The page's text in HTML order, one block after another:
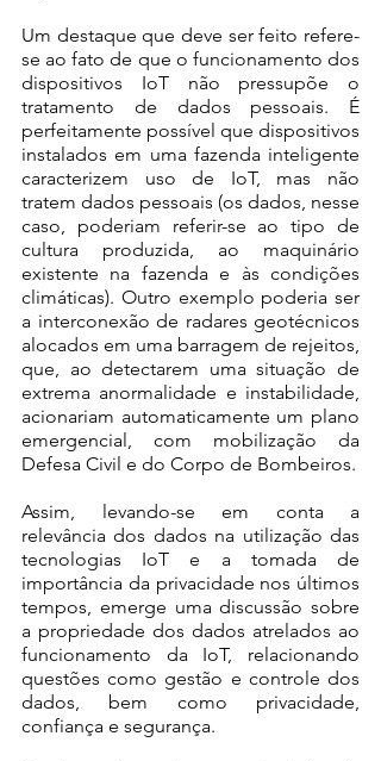
Um destaque que deve ser feito refere-
se ao fato de que o funcionamento dos
dispositivos IoT não pressupõe o
tratamento de dados pessoais. É
perfeitamente possível que dispositivos
instalados em uma fazenda inteligente
caracterizem uso de IoT, mas não
tratem dados pessoais (os dados, nesse
caso, poderiam referir-se ao tipo de
cultura produzida, ao maquinário
existente na fazenda e às condições
climáticas). Outro exemplo poderia ser
a interconexão de radares geotécnicos
alocados em uma barragem de rejeitos,
que, ao detectarem uma situação de
extrema anormalidade e instabilidade,
acionariam automaticamente um plano
emergencial, com mobilização da
Defesa Civil e do Corpo de Bombeiros.
Assim, levando-se em conta a
relevância dos dados na utilização das
tecnologias IoT e a tomada de
importância da privacidade nos últimos
tempos, emerge uma discussão sobre
a propriedade dos dados atrelados ao
funcionamento da IoT, relacionando
questões como gestão e controle dos
dados, bem como privacidade,
confiança e segurança.